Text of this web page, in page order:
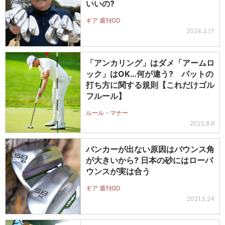
いいの?
ギア 週刊GD
2024.3.17
「アンカリング」はダメ「アームロ
ック」はOK…何が違う? パットの
打ち方に関する規則【これだけゴル
フルール】
ルール・マナー
2022.8.6
バンカーが出ない原因はバウンス角
が大きいから? 日本の砂にはローバ
ウンスが実は合う
ギア 週刊GD
2021.5.24